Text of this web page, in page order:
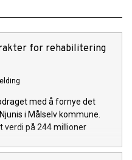
for rehabilitering
med å fornye det
i Målselv kommune.
verdi på 244 millioner